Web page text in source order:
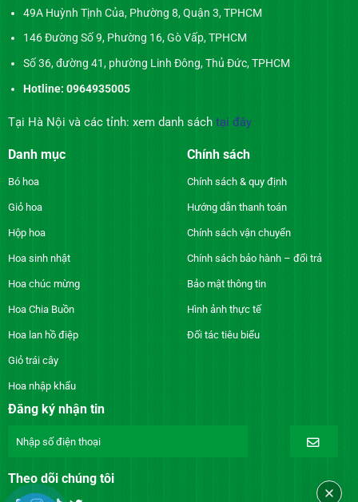
49A Huỳnh Tịnh Của, Phường 8, Quận 3, TPHCM
146 Đường Số 9, Phường 16, Gò Vấp, TPHCM
Số 36, đường 41, phường Linh Đông, Thủ Đức, TPHCM
Hotline: 0964935005
Tại Hà Nội và các tỉnh: xem danh sách tại đây
Danh mục
Bó hoa
Giỏ hoa
Hộp hoa
Hoa sinh nhật
Hoa chúc mừng
Hoa Chia Buồn
Hoa lan hồ điệp
Giỏ trái cây
Hoa nhập khẩu
Chính sách
Chính sách & quy định
Hướng dẫn thanh toán
Chính sách vận chuyển
Chính sách bảo hành – đổi trả
Bảo mật thông tin
Hình ảnh thực tế
Đối tác tiêu biểu
Đăng ký nhận tin
Theo dõi chúng tôi